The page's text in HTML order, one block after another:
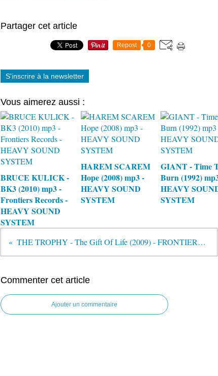
Partager cet article
Repost 0
S'inscrire à la newsletter
Vous aimerez aussi :
BRUCE KULICK -
BK3 (2010) mp3 -
Frontiers Records -
HEAVY SOUND
SYSTEM
HAREM SCAREM
Hope (2008) mp3 -
HEAVY SOUND
SYSTEM
GIANT - Time
Burn (1992)
HEAVY
SYSTEM
THE TROPHY - The Gift Of Life (2009) - FRONTIERS Records - mp3 - HEAVY SOUND SYSTEM
Commenter cet article
Ajouter un commentaire